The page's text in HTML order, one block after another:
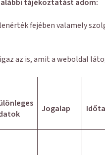
tájékoztatást adom:
fejében valamely
az is, amit a weboldal
Jogalap